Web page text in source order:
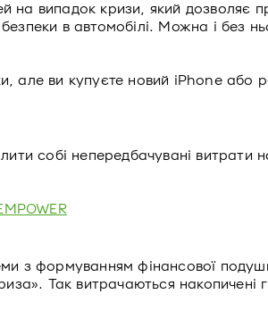
на випадок кризи, який дозволяє
в автомобілі. Можна і без
але ви купуєте новий iPhone або
собі непередбачувані витрати
з формуванням фінансової
Так витрачаються накопичені